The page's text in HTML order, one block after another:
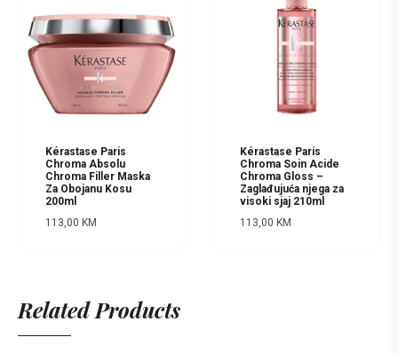
Kérastase Paris
Chroma Absolu
Chroma Filler Maska
Za Obojanu Kosu
200ml
113,00 KM
Kérastase Paris
Chroma Soin Acide
Chroma Gloss –
Zaglađujuća njega za
visoki sjaj 210ml
113,00 KM
Related Products